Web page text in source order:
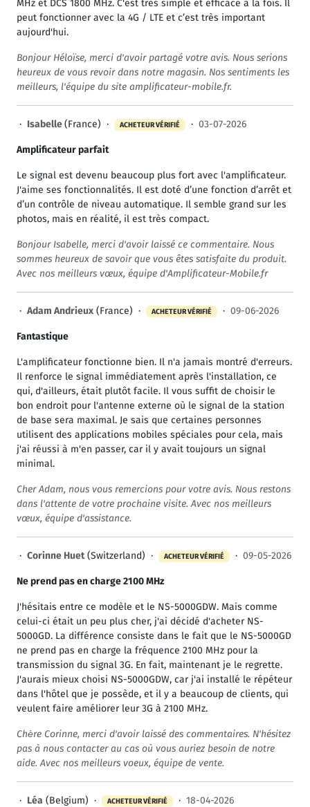
MHz et DCS 1800 MHz. C'est très simple et efficace à la fois. Il
peut fonctionner avec la 4G / LTE et c’est très important
aujourd'hui.
Bonjour Héloïse, merci d'avoir partagé votre avis. Nous serions
heureux de vous revoir dans notre magasin. Nos sentiments les
meilleurs, l'équipe du site amplificateur-mobile.fr.
· Isabelle(France) · ACHETEUR VÉRIFIÉ · 03-07-2026
Amplificateur parfait
Le signal est devenu beaucoup plus fort avec l'amplificateur.
J'aime ses fonctionnalités. Il est doté d’une fonction d’arrêt et
d’un contrôle de niveau automatique. Il semble grand sur les
photos, mais en réalité, il est très compact.
Bonjour Isabelle, merci d'avoir laissé ce commentaire. Nous
sommes heureux de savoir que vous êtes satisfaite du produit.
Avec nos meilleurs vœux, équipe d'Amplificateur-Mobile.fr
· Adam Andrieux (France) · ACHETEUR VÉRIFIÉ · 09-06-2026
Fantastique
L'amplificateur fonctionne bien. Il n'a jamais montré d'erreurs.
Il renforce le signal immédiatement après l'installation, ce
qui, d'ailleurs, était plutôt facile. Il vous suffit de choisir le
bon endroit pour l'antenne externe où le signal de la station
de base sera maximal. Je sais que certaines personnes
utilisent des applications mobiles spéciales pour cela, mais
j'ai réussi à m'en passer, car il y avait toujours un signal
minimal.
Cher Adam, nous vous remercions pour votre avis. Nous restons
dans l'attente de votre prochaine visite. Avec nos meilleurs
vœux, équipe d'assistance.
· Corinne Huet(Switzerland) · ACHETEUR VÉRIFIÉ · 09-05-2026
Ne prend pas en charge 2100 MHz
J'hésitais entre ce modèle et le NS-5000GDW. Mais comme
celui-ci était un peu plus cher, j'ai décidé d'acheter NS-
5000GD. La différence consiste dans le fait que le NS-5000GD
ne prend pas en charge la fréquence 2100 MHz pour la
transmission du signal 3G. En fait, maintenant je le regrette.
J'aurais mieux choisi NS-5000GDW, car j'ai installé le répéteur
dans l'hôtel que je possède, et il y a beaucoup de clients, qui
veulent faire améliorer leur 3G à 2100 MHz.
Chѐre Corinne, merci d'avoir laissé des commentaires. N'hésitez
pas à nous contacter au cas où vous auriez besoin de notre
aide. Avec nos meilleurs voeux, équipe de vente.
· Léa (Belgium) · ACHETEUR VÉRIFIÉ · 18-04-2026